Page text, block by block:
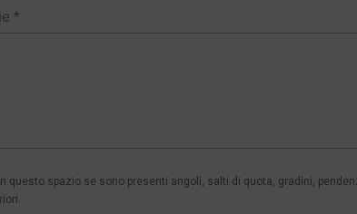
questo spazio se sono presenti angoli, salti di quota, gradini,